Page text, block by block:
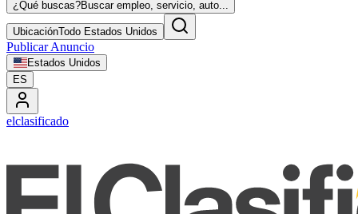
¿Qué buscas?Buscar empleo, servicio, auto...
UbicaciónTodo Estados Unidos
Publicar Anuncio
Estados Unidos
ES
elclasificado